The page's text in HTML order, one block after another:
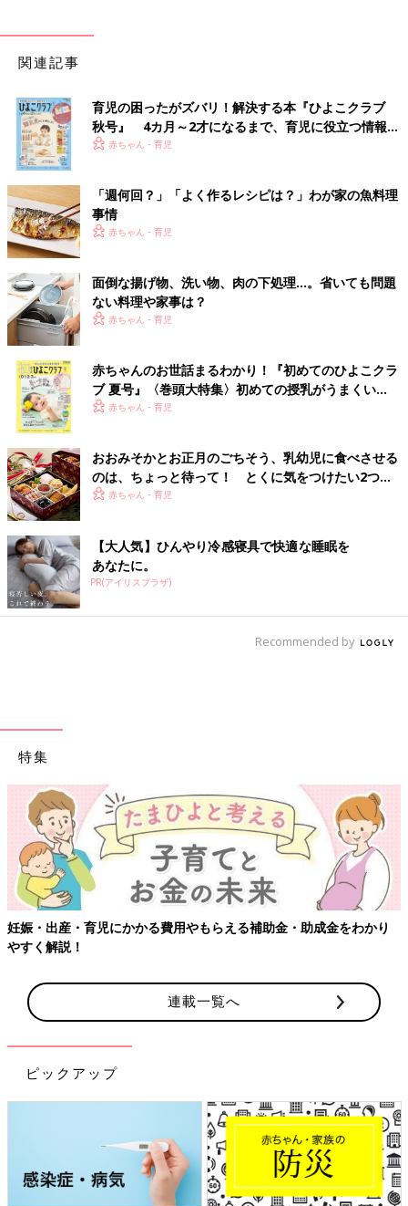
関連記事
育児の困ったがズバリ！解決する本『ひよこクラブ
秋号』 4カ月～2才になるまで、育児に役立つ情報が
いっぱい！
赤ちゃん・育児
「週何回？」「よく作るレシピは？」わが家の魚料理
事情
赤ちゃん・育児
面倒な揚げ物、洗い物、肉の下処理…。省いても問題
ない料理や家事は？
赤ちゃん・育児
赤ちゃんのお世話まるわかり！『初めてのひよこクラ
ブ 夏号』〈巻頭大特集〉初めての授乳がうまくい
く！ おっぱい・ミルクの基本と夏のトラブル 解決テ
赤ちゃん・育児
おおみそかとお正月のごちそう、乳幼児に食べさせる
のは、ちょっと待って！ とくに気をつけたい2つの
食材【管理栄養士】
赤ちゃん・育児
【大人気】ひんやり冷感寝具で快適な睡眠を
あなたに。
PR(アイリスプラザ)
Recommended by
特集
【ワクチン接種できるものも】妊婦の感染症対策、知っておいて！
連載一覧へ
ピックアップ